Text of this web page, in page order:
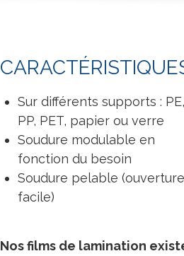
Sur différents supports :
PP, PET, papier ou verre
Soudure modulable en
fonction du besoin
Soudure pelable
facile)
Nos films de lamination